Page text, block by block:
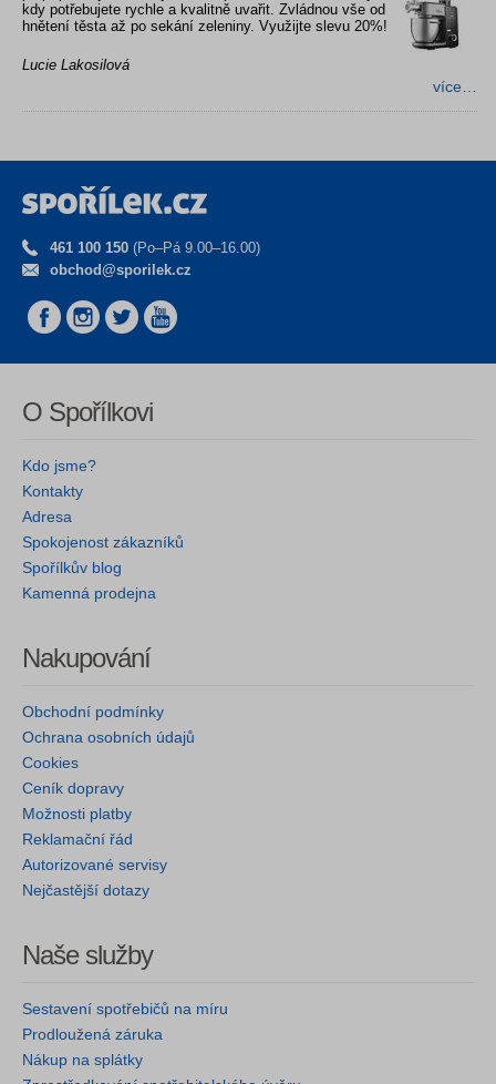
kdy potřebujete rychle a kvalitně uvařit. Zvládnou vše od
hnětení těsta až po sekání zeleniny. Využijte slevu 20%!
Lucie Lakosilová
více…
461 100 150 (Po–Pá 9.00–16.00)
obchod@sporilek.cz
O Spořílkovi
Kdo jsme?
Kontakty
Adresa
Spokojenost zákazníků
Spořílkův blog
Kamenná prodejna
Nakupování
Obchodní podmínky
Ochrana osobních údajů
Cookies
Ceník dopravy
Možnosti platby
Reklamační řád
Autorizované servisy
Nejčastější dotazy
Naše služby
Sestavení spotřebičů na míru
Prodloužená záruka
Nákup na splátky